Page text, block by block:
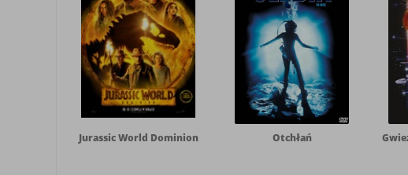
Jurassic World Dominion Otchłań